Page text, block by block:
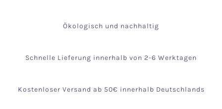
Ökologisch und nachhaltig
Schnelle Lieferung innerhalb von 2-6 Werktagen
Kostenloser Versand ab 50€ innerhalb Deutschlands